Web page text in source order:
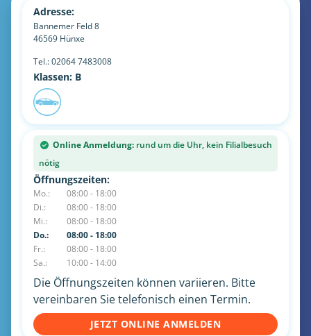
Adresse:
Bannemer Feld 8
46569 Hünxe
Tel.:02064 7483008
Klassen: B
Online Anmeldung: rund um die Uhr, kein Filialbesuch
nötig
Öffnungszeiten:
Mo.:
08:00 - 18:00
Di.:
08:00 - 18:00
Mi.:
08:00 - 18:00
Do.:
08:00 - 18:00
Fr.:
08:00 - 18:00
Sa.:
10:00 - 14:00
Die Öffnungszeiten können variieren. Bitte
vereinbaren Sie telefonisch einen Termin.
JETZT ONLINE ANMELDEN